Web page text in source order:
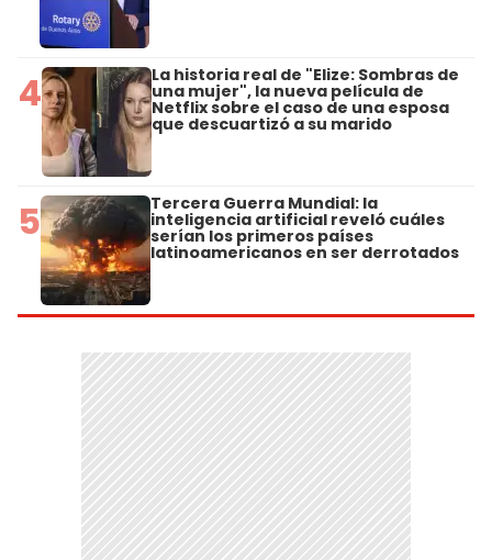
4 La historia real de "Elize: Sombras de
una mujer", la nueva película de
Netflix sobre el caso de una esposa
que descuartizó a su marido
5 Tercera Guerra Mundial: la
inteligencia artificial reveló cuáles
serían los primeros países
latinoamericanos en ser derrotados